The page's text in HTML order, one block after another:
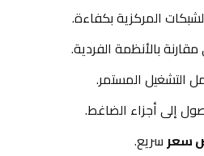
المركزية بكفاءة.
بالأنظمة الفردية.
التشغيل المستمر.
إلى أجزاء الضاغط.
سعر سريع.